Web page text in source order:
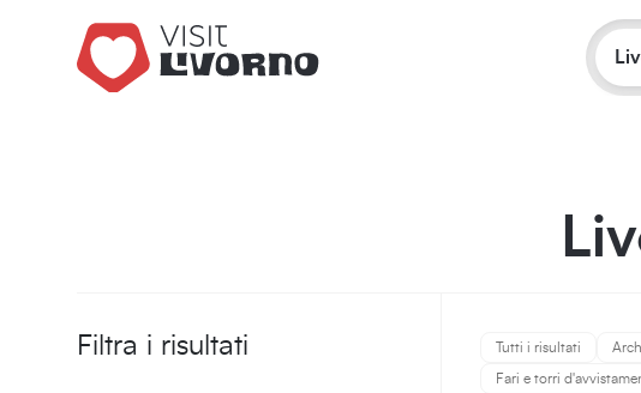
Filtra i risultati Tutti i risultati
Fari e torri